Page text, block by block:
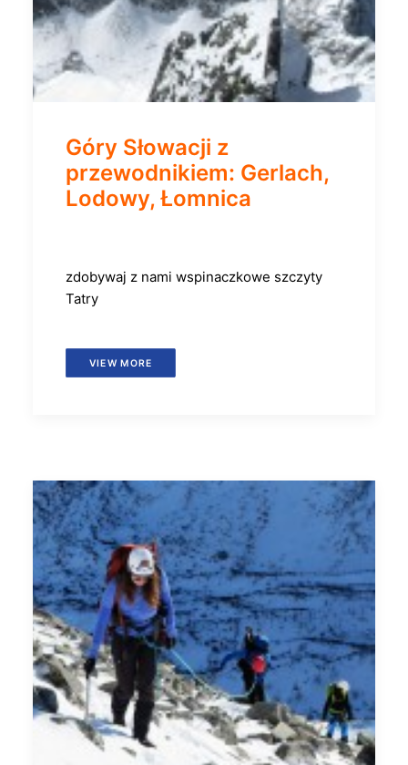
Góry Słowacji z
przewodnikiem: Gerlach,
Lodowy, Łomnica
zdobywaj z nami wspinaczkowe szczyty
Tatry
VIEW MORE